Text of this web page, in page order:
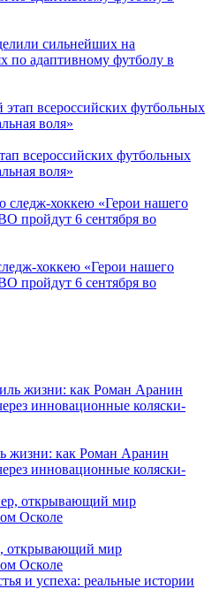
сильнейших на
по адаптивному футболу в
всероссийских футбольных
воля»
хоккею «Герои нашего
пройдут 6 сентября во
жизни: как Роман Аранин
инновационные коляски-
открывающий мир
Осколе